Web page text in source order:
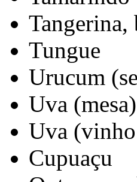
Tangerina,
Tungue
Urucum
Uva (mesa)
Uva
Cupuaçu